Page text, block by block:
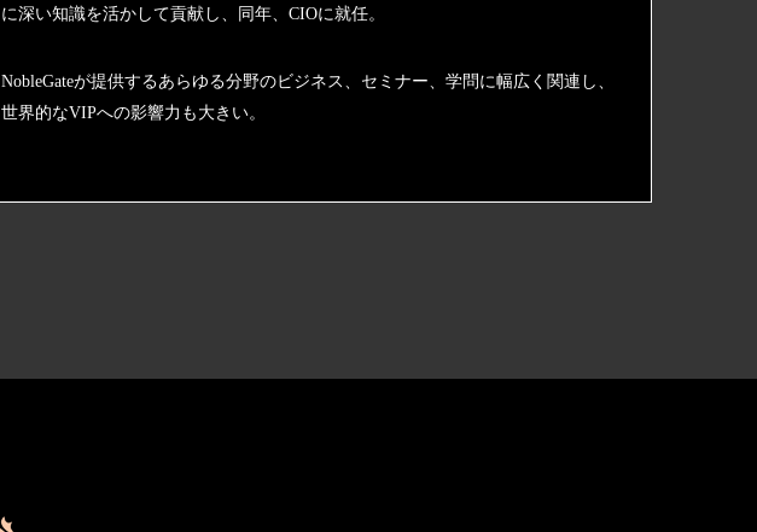
に深い知識を活かして貢献し、同年、CIOに就任。
NobleGateが提供するあらゆる分野のビジネス、セミナー、学問に幅広く関連し、
世界的なVIPへの影響力も大きい。